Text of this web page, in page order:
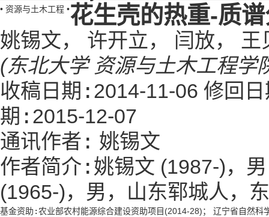
• 资源与土木工程 •花生壳的热重-质
姚锡文， 许开立， 闫放，
(东北大学 资源与土木工程学
收稿日期: 2014-11-06 修回
期: 2015-12-07
通讯作者: 姚锡文
作者简介: 姚锡文 (1987-)，
(1965-)，男，山东郓城人，
基金资助:农业部农村能源综合建设资助项目(2014-28)； 辽宁省自然科